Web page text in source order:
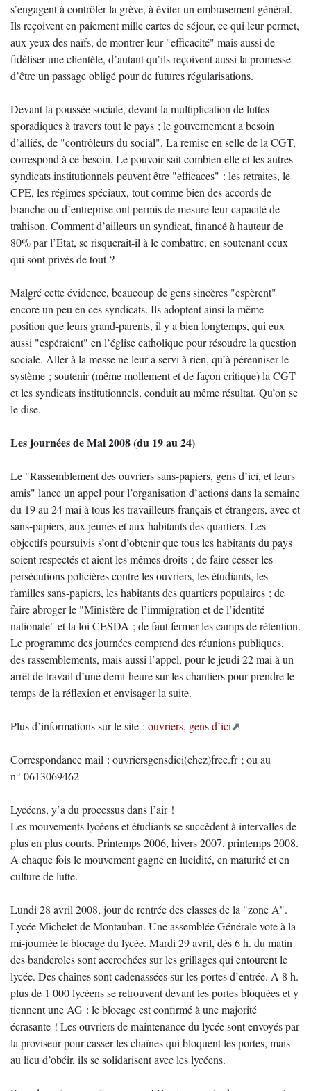
s’engagent à contrôler la grève, à éviter un embrasement général.
Ils reçoivent en paiement mille cartes de séjour, ce qui leur permet,
aux yeux des naïfs, de montrer leur "efficacité" mais aussi de
fidéliser une clientèle, d’autant qu’ils reçoivent aussi la promesse
d’être un passage obligé pour de futures régularisations.
Devant la poussée sociale, devant la multiplication de luttes
sporadiques à travers tout le pays ; le gouvernement a besoin
d’alliés, de "contrôleurs du social". La remise en selle de la CGT,
correspond à ce besoin. Le pouvoir sait combien elle et les autres
syndicats institutionnels peuvent être "efficaces" : les retraites, le
CPE, les régimes spéciaux, tout comme bien des accords de
branche ou d’entreprise ont permis de mesure leur capacité de
trahison. Comment d’ailleurs un syndicat, financé à hauteur de
80% par l’Etat, se risquerait-il à le combattre, en soutenant ceux
qui sont privés de tout ?
Malgré cette évidence, beaucoup de gens sincères "espèrent"
encore un peu en ces syndicats. Ils adoptent ainsi la même
position que leurs grand-parents, il y a bien longtemps, qui eux
aussi "espéraient" en l’église catholique pour résoudre la question
sociale. Aller à la messe ne leur a servi à rien, qu’à pérenniser le
système ; soutenir (même mollement et de façon critique) la CGT
et les syndicats institutionnels, conduit au même résultat. Qu’on se
le dise.
Les journées de Mai 2008 (du 19 au 24)
Le "Rassemblement des ouvriers sans-papiers, gens d’ici, et leurs
amis" lance un appel pour l’organisation d’actions dans la semaine
du 19 au 24 mai à tous les travailleurs français et étrangers, avec et
sans-papiers, aux jeunes et aux habitants des quartiers. Les
objectifs poursuivis s’ont d’obtenir que tous les habitants du pays
soient respectés et aient les mêmes droits ; de faire cesser les
persécutions policières contre les ouvriers, les étudiants, les
familles sans-papiers, les habitants des quartiers populaires ; de
faire abroger le "Ministère de l’immigration et de l’identité
nationale" et la loi CESDA ; de faut fermer les camps de rétention.
Le programme des journées comprend des réunions publiques,
des rassemblements, mais aussi l’appel, pour le jeudi 22 mai à un
arrêt de travail d’une demi-heure sur les chantiers pour prendre le
temps de la réflexion et envisager la suite.
Plus d’informations sur le site : ouvriers, gens d’ici
Correspondance mail : ouvriersgensdici(chez)free.fr ; ou au
n° 0613069462
Lycéens, y’a du processus dans l’air !
Les mouvements lycéens et étudiants se succèdent à intervalles de
plus en plus courts. Printemps 2006, hivers 2007, printemps 2008.
A chaque fois le mouvement gagne en lucidité, en maturité et en
culture de lutte.
Lundi 28 avril 2008, jour de rentrée des classes de la "zone A".
Lycée Michelet de Montauban. Une assemblée Générale vote à la
mi-journée le blocage du lycée. Mardi 29 avril, dés 6 h. du matin
des banderoles sont accrochées sur les grillages qui entourent le
lycée. Des chaînes sont cadenassées sur les portes d’entrée. A 8 h.
plus de 1 000 lycéens se retrouvent devant les portes bloquées et y
tiennent une AG : le blocage est confirmé à une majorité
écrasante ! Les ouvriers de maintenance du lycée sont envoyés par
la proviseur pour casser les chaînes qui bloquent les portes, mais
au lieu d’obéir, ils se solidarisent avec les lycéens.